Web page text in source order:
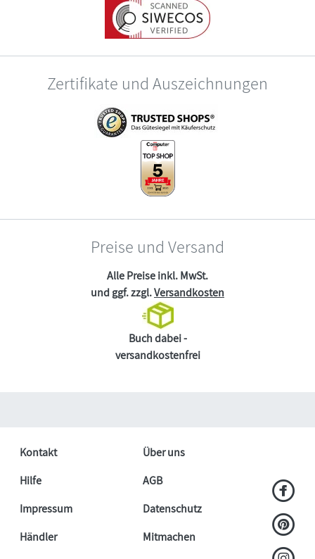
Zertifikate und Auszeichnungen
Preise und Versand
Alle Preise inkl. MwSt.
und ggf. zzgl.Versandkosten
Buch dabei -
versandkostenfrei
Kontakt
Über uns
Hilfe
AGB
Impressum
Datenschutz
Händler
Mitmachen